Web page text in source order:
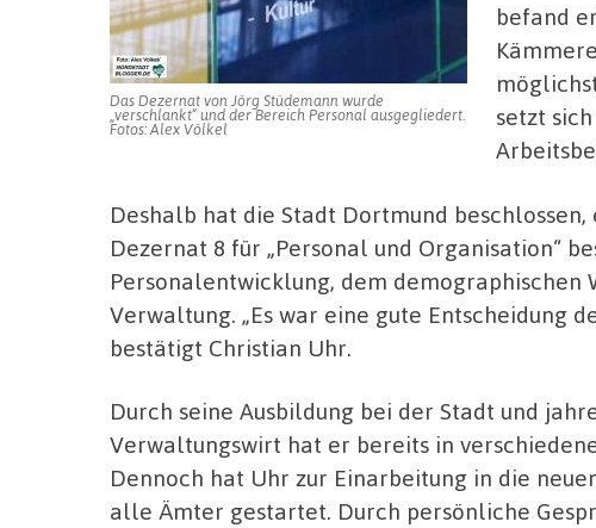
Das Dezernat von Jörg Stüdemann wurde
„verschlankt“ und der Bereich Personal ausgegliedert.
Fotos: Alex Völkel
befand
setzt
Deshalb hat die Stadt Dortmund
Dezernat 8 für „Personal und Organisation“
Personalentwicklung, dem
Verwaltung. „Es war eine gute Entscheidung
bestätigt Christian Uhr.
Durch seine Ausbildung bei der Stadt und
Verwaltungswirt hat er bereits in
Dennoch hat Uhr zur Einarbeitung in die
alle Ämter gestartet. Durch persönliche